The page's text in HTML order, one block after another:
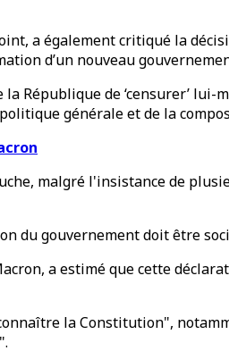
a également critiqué la
d’un nouveau
République de ‘censurer’
générale et de la
malgré l'insistance de
du gouvernement doit être
a estimé que cette
la Constitution",